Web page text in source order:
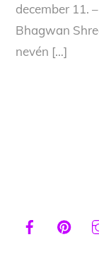
december 11.
Bhagwan
nevén […]